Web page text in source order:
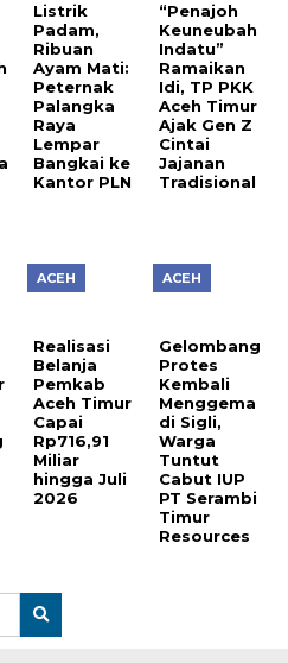
Listrik
Padam,
Ribuan
Ayam Mati:
Peternak
Palangka
Raya
Lempar
Bangkai ke
Kantor PLN
“Penajoh
Keuneubah
Indatu”
Ramaikan
Idi, TP PKK
Aceh Timur
Ajak Gen Z
Cintai
Jajanan
Tradisional
ACEH
Realisasi
Belanja
Pemkab
Aceh Timur
Capai
Rp716,91
Miliar
hingga Juli
2026
ACEH
Gelombang
Protes
Kembali
Menggema
di Sigli,
Warga
Tuntut
Cabut IUP
PT Serambi
Timur
Resources